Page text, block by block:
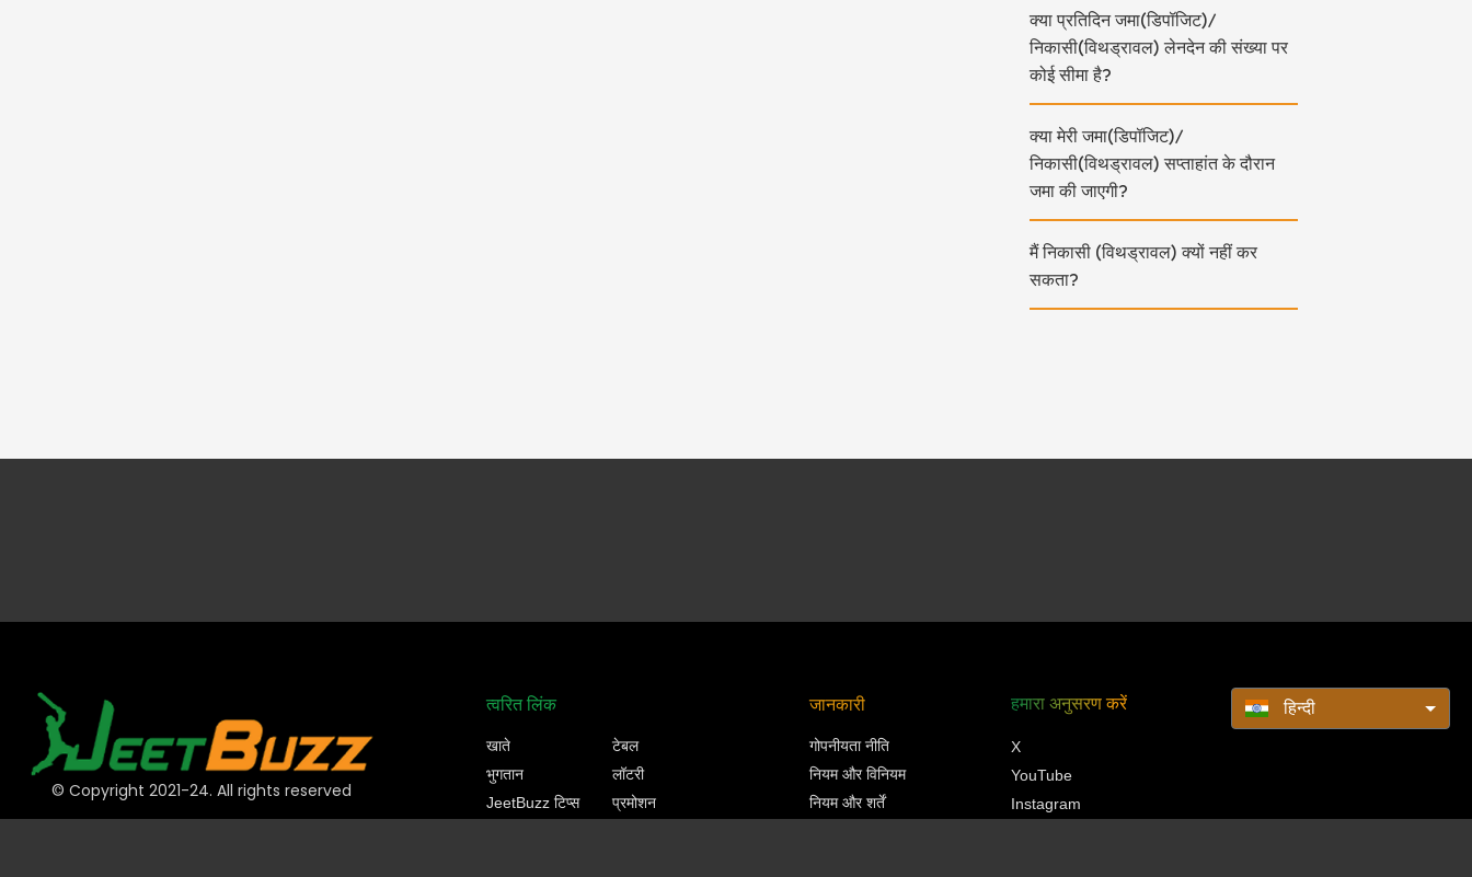
क्या प्रतिदिन जमा(डिपॉजिट)/
निकासी(विथड्रावल) लेनदेन की संख्या पर
कोई सीमा है?
क्या मेरी जमा(डिपॉजिट)/
निकासी(विथड्रावल) सप्ताहांत के दौरान
जमा की जाएगी?
मैं निकासी (विथड्रावल) क्यों नहीं कर
सकता?
© Copyright 2021-24. All rights reserved
त्वरित लिंक
खाते
भुगतान
JeetBuzz टिप्स
टेबल
लॉटरी
प्रमोशन
जानकारी
गोपनीयता नीति
नियम और विनियम
नियम और शर्तें
हमारा अनुसरण करें
X
YouTube
Instagram
हिन्दी